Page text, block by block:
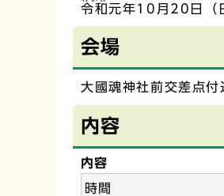
令和元年10月20日（
会場
大國魂神社前交差点
内容
内容
時間